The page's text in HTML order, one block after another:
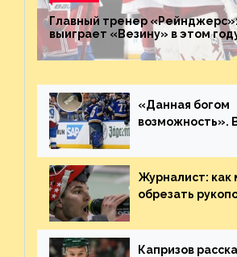
Главный тренер
выиграет «Везину» в этом
невероятен
«Данная богом
возможность».
броске
Журналист:
обрезать
Плохая работа,
Капризов